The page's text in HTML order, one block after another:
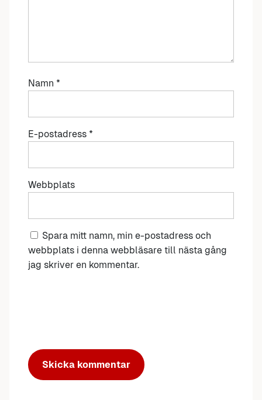
Namn *
E-postadress *
Webbplats
Spara mitt namn, min e-postadress och
webbplats i denna webbläsare till nästa gång
jag skriver en kommentar.